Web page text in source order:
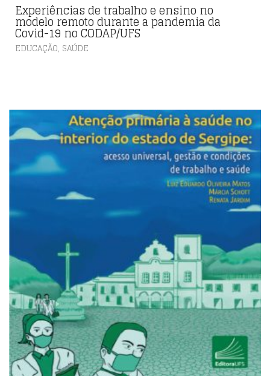
Experiências de trabalho e ensino no
modelo remoto durante a pandemia da
Covid-19 no CODAP/UFS
EDUCAÇÃO, SAÚDE